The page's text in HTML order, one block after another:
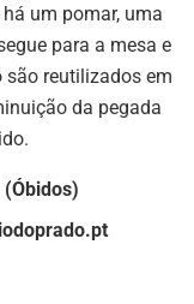
um pomar, uma
para a mesa e
são reutilizados em
da pegada